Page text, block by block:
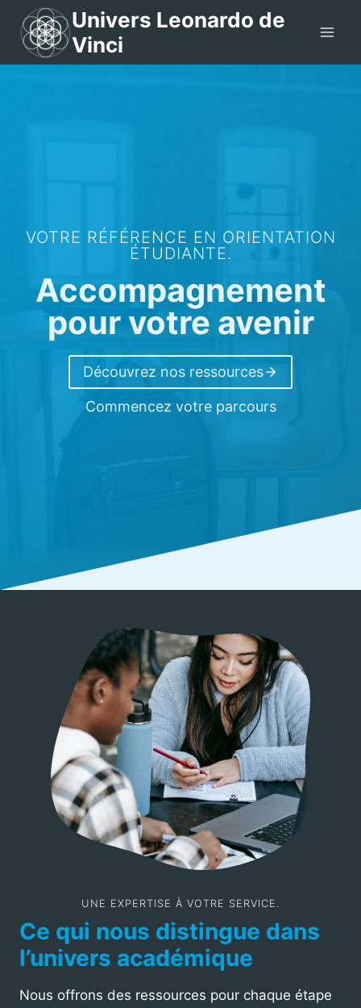
contenu
Univers Leonardo de
Vinci
VOTRE RÉFÉRENCE EN ORIENTATION
ÉTUDIANTE.
Accompagnement
pour votre avenir
Découvrez nos ressources
Commencez votre parcours
UNE EXPERTISE À VOTRE SERVICE.
Ce qui nous distingue dans
l’univers académique
Nous offrons des ressources pour chaque étape